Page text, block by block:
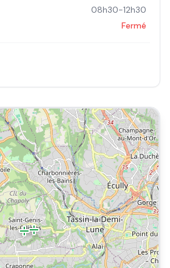
08h30-12h30
Fermé